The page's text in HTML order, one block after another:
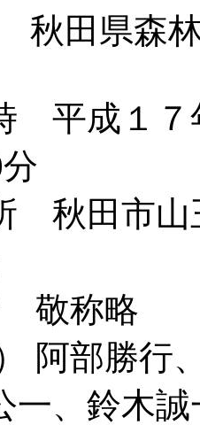
秋田県森
平成１７
秋田市山
敬称略
部勝行、
一、鈴